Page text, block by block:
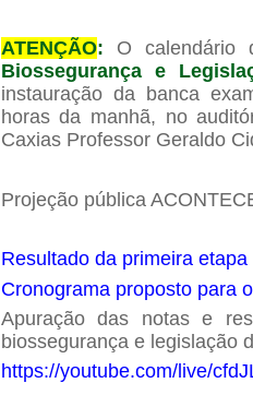
ATENÇÃO: O calendário
Biossegurança e
instauração da banca
horas da manhã, no
Caxias Professor Geraldo
Projeção pública
Resultado da primeira
Cronograma proposto para
Apuração das notas e
biossegurança e legislação
https://youtube.com/live/